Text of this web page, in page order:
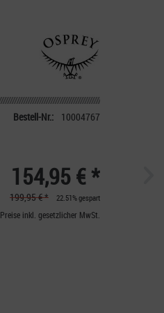
Bestell-Nr.: 10004767
154,95 € *
199,95 € * 22.51% gespart
Preise inkl. gesetzlicher MwSt.